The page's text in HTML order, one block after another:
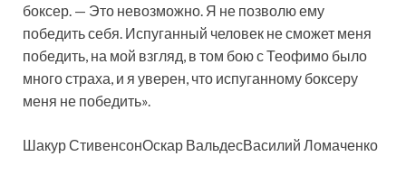
боксер. — Это невозможно. Я не позволю ему
победить себя. Испуганный человек не сможет меня
победить, на мой взгляд, в том бою с Теофимо было
много страха, и я уверен, что испуганному боксеру
меня не победить».
Шакур СтивенсонОскар ВальдесВасилий Ломаченко